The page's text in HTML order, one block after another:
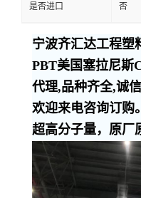
是否进口 否
宁波齐汇达工程塑
PBT美国塞拉尼斯
代理,品种齐全,诚
欢迎来电咨询订购
超高分子量，原厂